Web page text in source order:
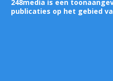
248media is een
publicaties op het gebied